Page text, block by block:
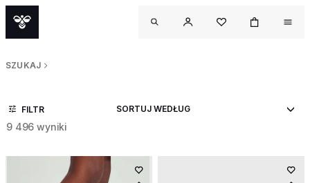
SZUKAJ
FILTR
9 496 wyniki